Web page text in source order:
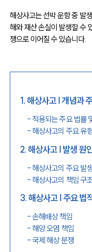
채용정보
해상사고는 선박 운항 중 발
해와 재산 손실이 발생할 수
쟁으로 이어질 수 있습니다.
1.해상사고 | 개념과
-적용되는 주요 법률
-해상사고의 주요 유
2.해상사고 | 발생 원
-해상사고의 주요 발
-해상사고의 책임 구
3.해상사고 | 주요 법
-손해배상 책임
-해양 오염 책임
-국제 해상 분쟁